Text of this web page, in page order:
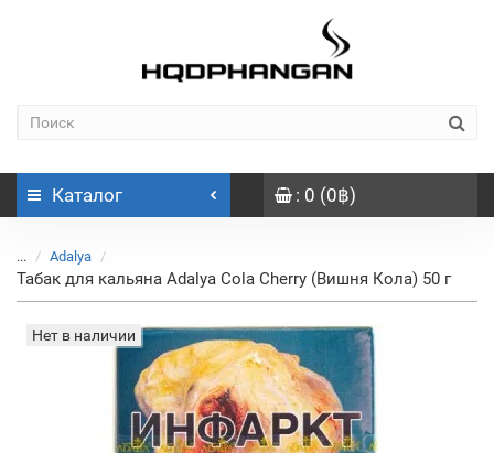
Каталог : 0 (0฿)
... Adalya
Табак для кальяна Adalya Cola Cherry (Вишня Кола) 50 г
Нет в наличии